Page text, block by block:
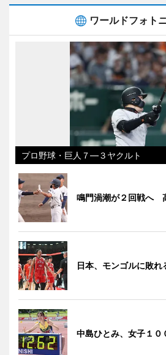
ワールドフォト
プロ野球・巨人７―３ヤクルト
鳴門渦潮が２回戦へ
日本、モンゴルに敗れ
中島ひとみ、女子１０